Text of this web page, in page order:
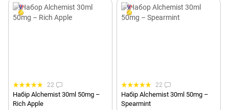
22
Набір Alchemist 30ml 50mg –
Rich Apple
22
Набір Alchemist 30ml 50mg –
Spearmint